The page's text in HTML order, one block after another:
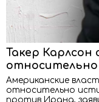
Такер
Американские
относительно
против Ирана,